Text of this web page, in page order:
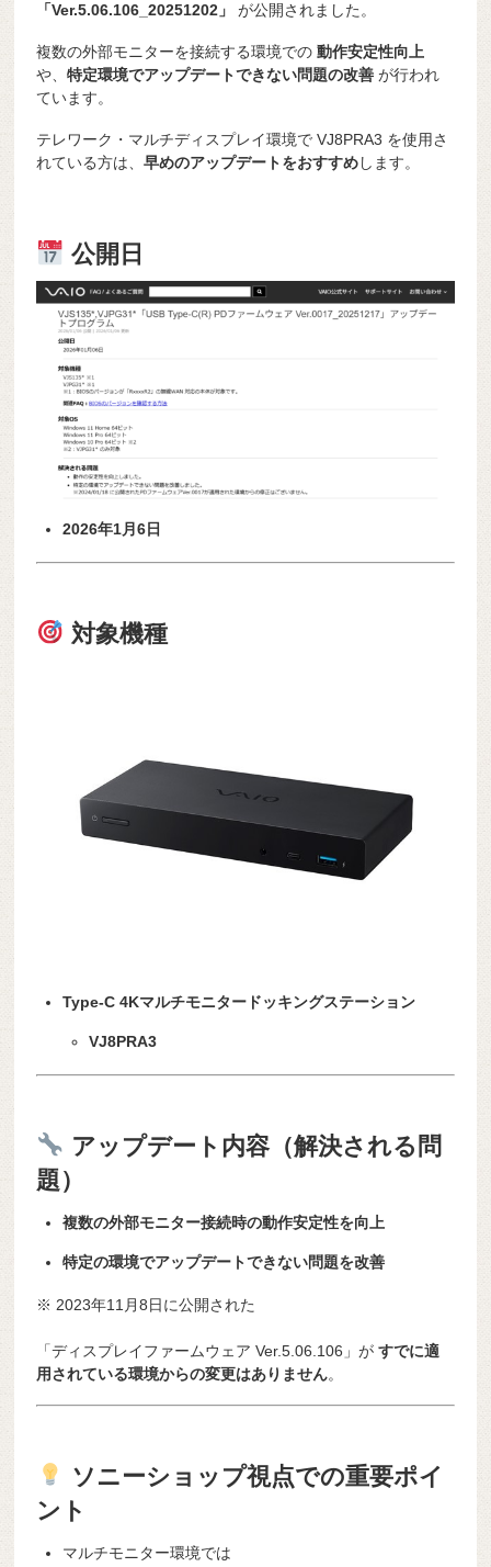
「Ver.5.06.106_20251202」
が公開されました。
複数の外部モニターを接続する環境での動作安定性向上
や、特定環境でアップデートできない問題の改善 が行われ
ています。
テレワーク・マルチディスプレイ環境で VJ8PRA3 を使用さ
れている方は、早めのアップデートをおすすめします。
公開日
2026年1月6日
対象機種
Type-C 4Kマルチモニタードッキングステーション
VJ8PRA3
アップデート内容（解決される問
題）
複数の外部モニター接続時の動作安定性を向上
特定の環境でアップデートできない問題を改善
※ 2023年11月8日に公開された
「ディスプレイファームウェア Ver.5.06.106」がすでに適
用されている環境からの変更はありません。
ソニーショップ視点での重要ポイ
ント
マルチモニター環境では